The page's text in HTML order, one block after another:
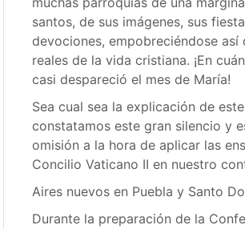
santos, de sus imágenes, sus
devociones, empobreciéndose así
reales de la vida cristiana. ¡En
casi despareció el mes de María!
Sea cual sea la explicación de
constatamos este gran silencio y
omisión a la hora de aplicar las
Concilio Vaticano II en nuestro
Aires nuevos en Puebla y Santo
Durante la preparación de la